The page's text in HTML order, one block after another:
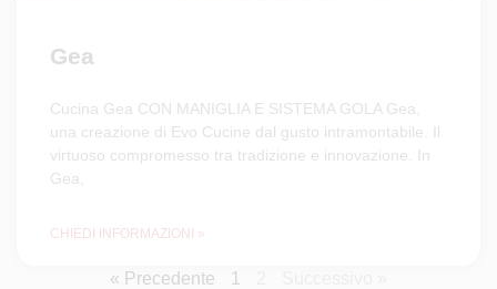
Gea
Cucina Gea CON MANIGLIA E SISTEMA GOLA Gea,
una creazione di Evo Cucine dal gusto intramontabile. Il
virtuoso compromesso tra tradizione e innovazione. In
Gea,
CHIEDI INFORMAZIONI »
« Precedente 1